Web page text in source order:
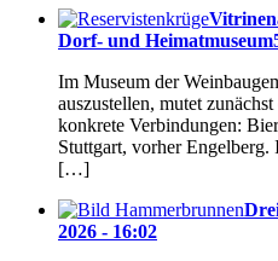
Dorf- und Heimatmuseum
Im Museum der
auszustellen, mutet
konkrete Verbindungen:
Stuttgart, vorher
[…]
2026 - 16:02